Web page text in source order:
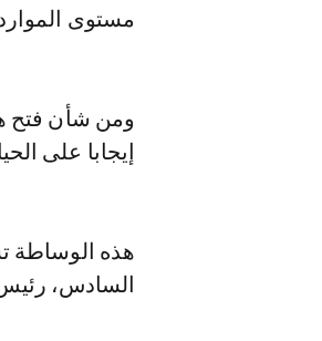
مستوى
ومن شأن فتح
إيجابا على
هذه الوساطة
السادس،